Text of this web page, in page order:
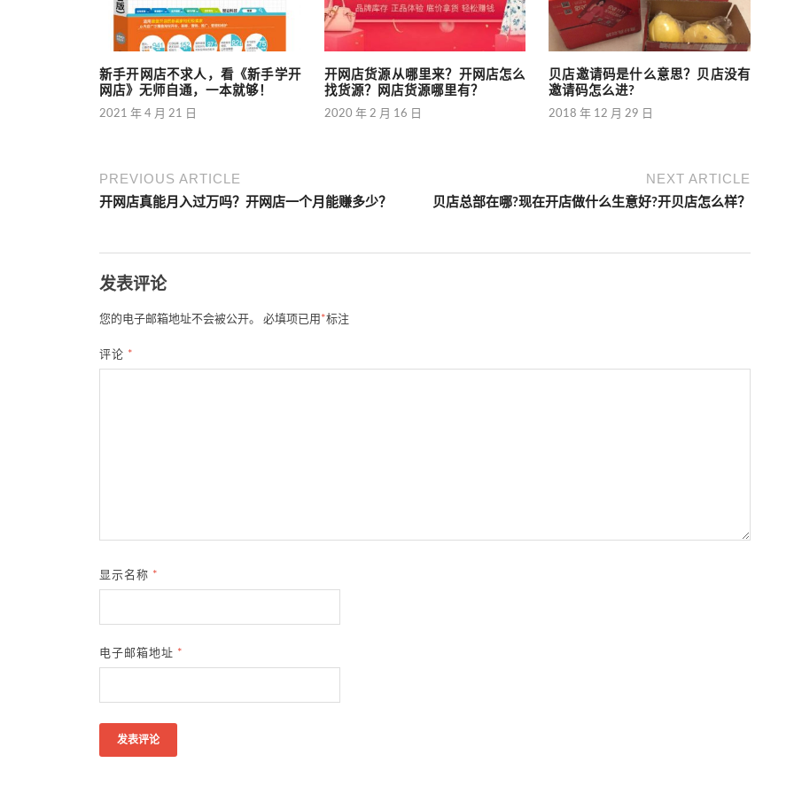
新手开网店不求人，看《新手学开
网店》无师自通，一本就够！
2021 年 4 月 21 日
开网店货源从哪里来？开网店怎么
找货源？网店货源哪里有？
2020 年 2 月 16 日
贝店邀请码是什么意思？贝店没有
邀请码怎么进?
2018 年 12 月 29 日
PREVIOUS ARTICLE
开网店真能月入过万吗？开网店一个月能赚多少？
NEXT ARTICLE
贝店总部在哪?现在开店做什么生意好?开贝店怎么样？
发表评论
您的电子邮箱地址不会被公开。 必填项已用 *标注
评论 *
显示名称 *
电子邮箱地址 *